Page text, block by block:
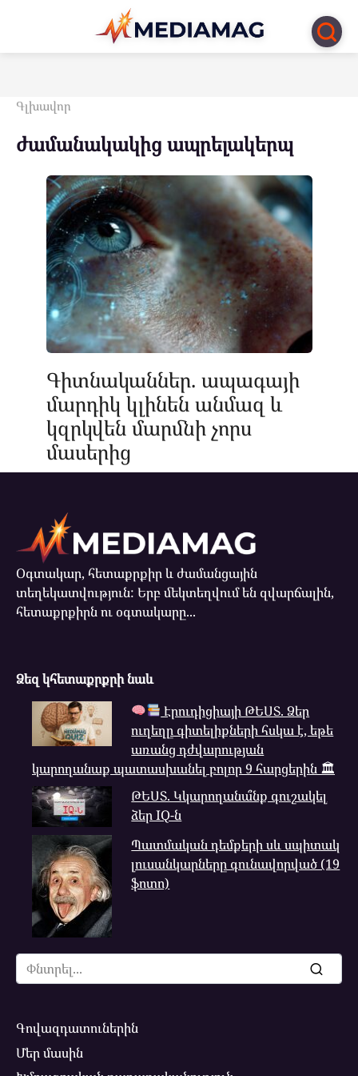
Перейти
контенту
Գլխավոր
ժամանակակից ապրելակերպ
Գիտնականներ. ապագայի
մարդիկ կլինեն անմազ և
կզրկվեն մարմնի չորս
մասերից
Օգտակար, հետաքրքիր և ժամանցային
տեղեկատվություն: Երբ մեկտեղվում են զվարճալին,
հետաքրքիրն ու օգտակարը...
Ձեզ կհետաքրքրի նաև
Էրուդիցիայի ԹԵՍՏ. Ձեր
ուղեղը գիտելիքների հսկա է, եթե
առանց դժվարության
կարողանաք պատասխանել բոլոր 9 հարցերին 🏛
ԹԵՍՏ. Կկարողանա՞նք գուշակել
ձեր IQ-ն
Պատմական դեմքերի սև սպիտակ
լուսանկարները գունավորված (19
ֆոտո)
Search
for:
Գովազդատուներին
Մեր մասին